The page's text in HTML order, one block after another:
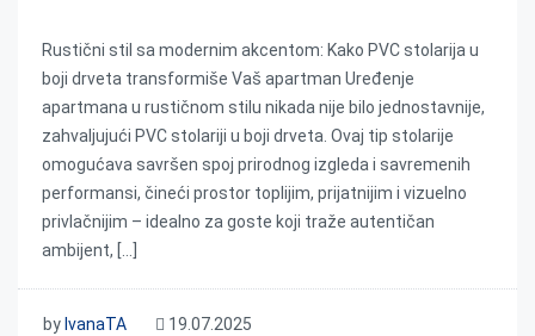
Rustični stil sa modernim akcentom: Kako PVC stolarija u
boji drveta transformiše Vaš apartman Uređenje
apartmana u rustičnom stilu nikada nije bilo jednostavnije,
zahvaljujući PVC stolariji u boji drveta. Ovaj tip stolarije
omogućava savršen spoj prirodnog izgleda i savremenih
performansi, čineći prostor toplijim, prijatnijim i vizuelno
privlačnijim – idealno za goste koji traže autentičan
ambijent, […]
by IvanaTA
19.07.2025